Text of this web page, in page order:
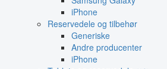
iPhone
Reservedele og tilbehør
Generiske
Andre producenter
iPhone